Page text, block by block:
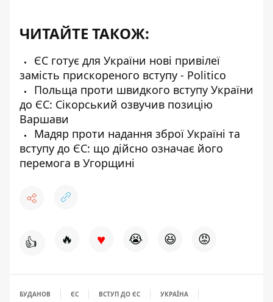
ЧИТАЙТЕ ТАКОЖ:
ЄС готує для України нові привілеї
замість прискореного вступу - Politico
Польща проти швидкого вступу України
до ЄС: Сікорський озвучив позицію
Варшави
Мадяр проти надання зброї Україні та
вступу до ЄС: що дійсно означає його
перемога в Угорщині
👍 🔥 ♥ 😭 😆 😡
БУДАНОВ ЄС ВСТУП ДО ЄC
УКРАЇНА